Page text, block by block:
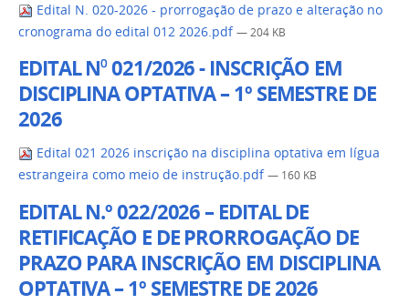
Edital N. 020-2026 - prorrogação de prazo e alteração no
cronograma do edital 012 2026.pdf — 204 KB
EDITAL N⁰ 021/2026 - INSCRIÇÃO EM
DISCIPLINA OPTATIVA – 1º SEMESTRE DE
2026
Edital 021 2026 inscrição na disciplina optativa em lígua
estrangeira como meio de instrução.pdf — 160 KB
EDITAL N.º 022/2026 – EDITAL DE
RETIFICAÇÃO E DE PRORROGAÇÃO DE
PRAZO PARA INSCRIÇÃO EM DISCIPLINA
OPTATIVA – 1º SEMESTRE DE 2026